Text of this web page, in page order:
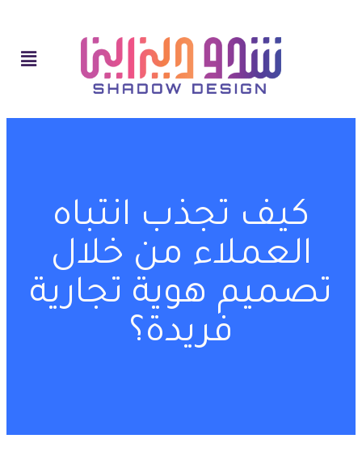
كيف تجذب انتباه
العملاء من خلال
تصميم هوية تجارية
فريدة؟